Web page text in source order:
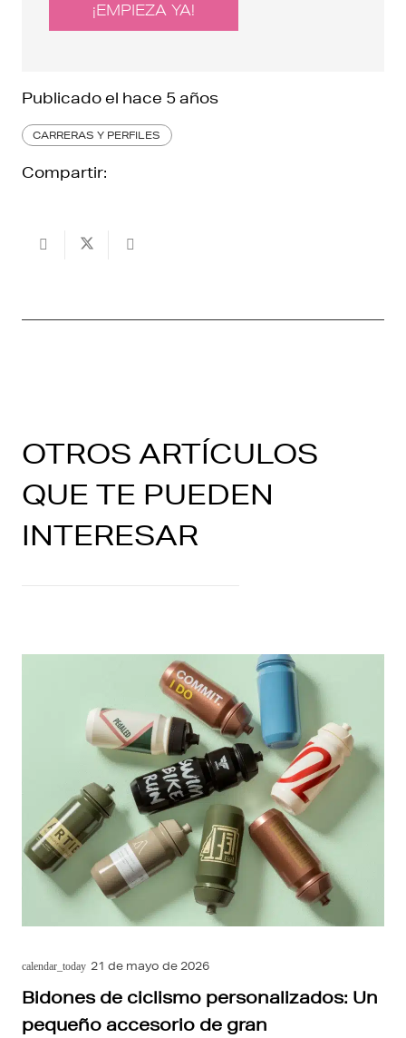
¡EMPIEZA YA!
Publicado el hace 5 años
CARRERAS Y PERFILES
Compartir:
OTROS ARTÍCULOS
QUE TE PUEDEN
INTERESAR
calendar_today 21 de mayo de 2026
Bidones de ciclismo personalizados: Un
pequeño accesorio de gran